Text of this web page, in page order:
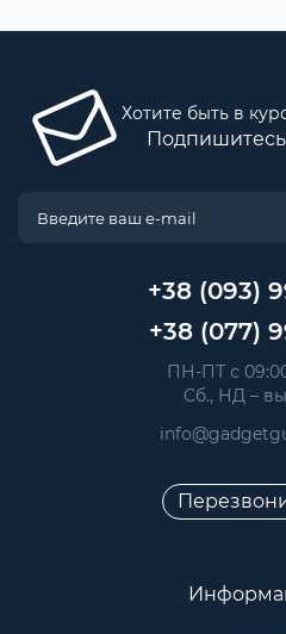
Хотите быть в
+38 (093)
+38 (077)
ПН-ПТ с
Сб., НД –